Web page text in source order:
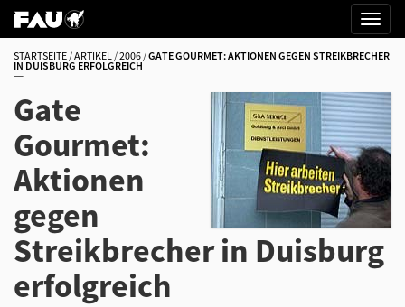
STARTSEITE ARTIKEL 2006 GATE GOURMET: AKTIONEN GEGEN STREIKBRECHER
IN DUISBURG ERFOLGREICH
Gate
Gourmet:
Aktionen
gegen
Streikbrecher in Duisburg
erfolgreich